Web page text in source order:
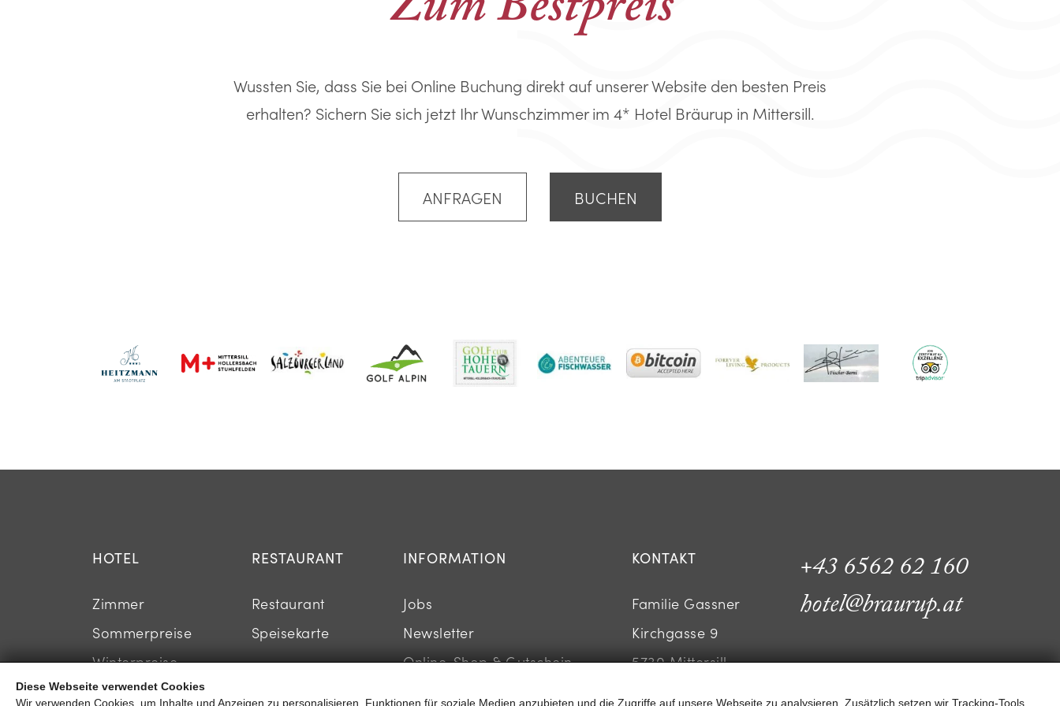
Diese Webseite verwendet Cookies
Wir verwenden Cookies, um Inhalte und Anzeigen zu personalisieren, Funktionen für soziale Medien anzubieten und die Zugriffe auf unsere Webseite zu analysieren. Zusätzlich setzen wir Tracking-Tools
Wussten Sie, dass Sie bei Online Buchung direkt auf unserer Website den besten Preis
erhalten? Sichern Sie sich jetzt Ihr Wunschzimmer im 4* Hotel Bräurup in Mittersill.
ANFRAGEN BUCHEN
HOTEL
Zimmer
Sommerpreise
Winterpreise
Pauschalen
RESTAURANT
Restaurant
Speisekarte
INFORMATION
Jobs
Newsletter
Online-Shop & Gutschein
KONTAKT
Familie Gassner
Kirchgasse 9
5730 Mittersill
+43 6562 62 160
hotel@braurup.at